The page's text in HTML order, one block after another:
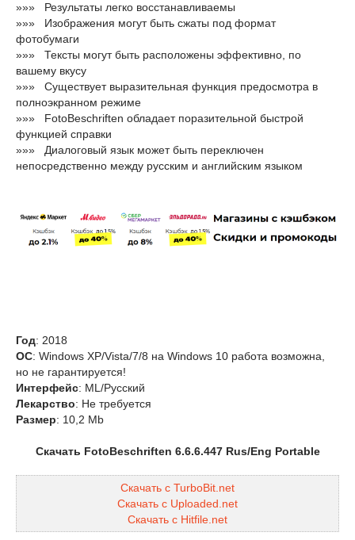
»»» Результаты легко восстанавливаемы
»»» Изображения могут быть сжаты под формат
фотобумаги
»»» Тексты могут быть расположены эффективно, по
вашему вкусу
»»» Существует выразительная функция предосмотра в
полноэкранном режиме
»»» FotoBeschriften обладает поразительной быстрой
функцией справки
»»» Диалоговый язык может быть переключен
непосредственно между русским и английским языком
Год: 2018
OС: Windows XP/Vista/7/8 на Windows 10 работа возможна,
но не гарантируется!
Интерфейс: ML/Русский
Лекарство: Hе требуется
Размер: 10,2 Mb
Скачать FotoBeschriften 6.6.6.447 Rus/Eng Portable
Скачать с TurboBit.net
Скачать с Uploaded.net
Скачать с Hitfile.net